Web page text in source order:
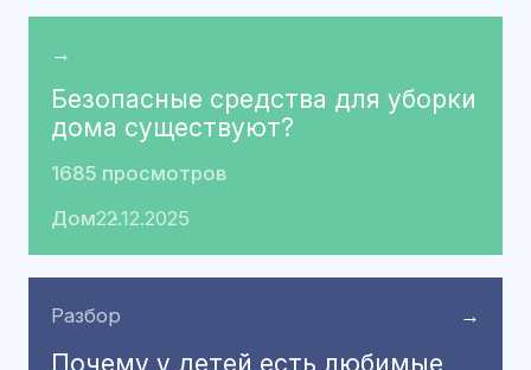
→
Безопасные средства для уборки
дома существуют?
1685 просмотров
Дом22.12.2025
Разбор →
Почему у детей есть любимые